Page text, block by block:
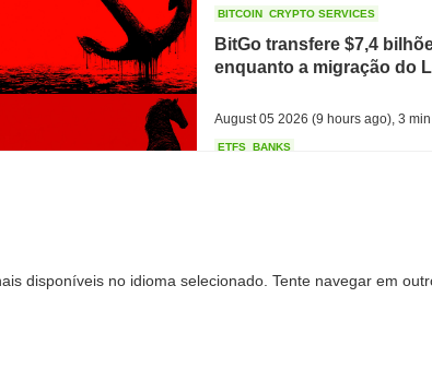
BITCOIN CRYPTO SERVICES
BitGo transfere $7,4
enquanto a migração do
August 05 2026 (9 hours ago) 3
ETFS BANKS
ECONOMIC DATA WEB3
disponíveis no idioma selecionado. Tente navegar em